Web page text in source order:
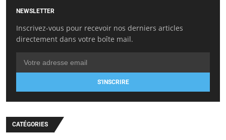
NEWSLETTER
Inscrivez-vous pour recevoir nos derniers articles
directement dans votre boîte mail.
S'INSCRIRE
CATÉGORIES